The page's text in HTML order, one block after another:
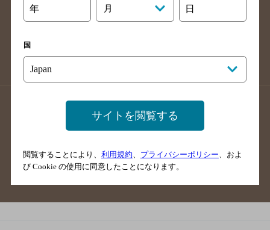
長崎県のバー検索
佐賀県のバー検索
大分県のバー検索
熊本県のバー検索
年 月 日
国
サイトを閲覧する
閲覧することにより、 利用規約、 プライバシーポリシー、およ
び Cookie の使用に同意したことになります。